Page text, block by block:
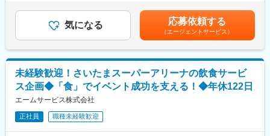
あり、多くのお客様にリピートされております。1社のお客様に対
してチームで担当し、お客様に深く入り込んだ価値提供を行う事
・全国に15拠点、300社の協力会社、海外にもグループ企業を有
し、圧倒的ネットワークとエリア間をシームレスに繋ぐ体制構築
が他社との優位性です。
・95周年を超えている会社ではありますが、新しい意見を取り入
れていく社風があります。社員の働き方改善や2年連続給与ベース
アップなど、前向き制度改革に取り組んでおります。
変更の範囲：会社の定める業務
・導入、評価：開発した記事を製品に組み込んだ際の適合性テス
ト、品質検証、製造部門への落とし込み
・サプライヤー折衝：テキスタイルメーカー等の社外パートナー
■働く環境：
【年間休日】124日・土日祝休み
【出張】月1～2日程度
■当社について：
1938(昭和13)年の創業以来「より快適な居住環境づくり」のため
にブラインドをはじめとする窓周りのインテリア製品を開発・販
人事考課を行っています。・賞与：年２回（6月・12月）賃金は
あくまでも目安の金額であり、選考を通じて上下する可能性があ
ります。月給(月額)は固定手当を含めた表記です。
気になる 応募依頼する
（エージェントサービス）
未経験歓迎！さいたまスーパーアリーナの飲食サービ
ス企画◆「食」でイベント成功を支える！◆年休122日
エームサービス株式会社
正社員 職種未経験歓迎